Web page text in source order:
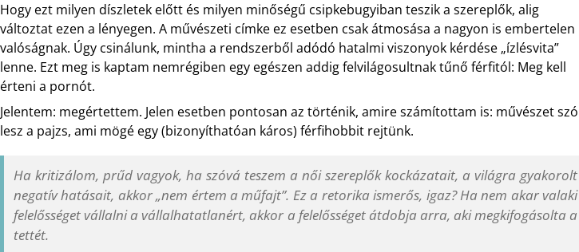
Hogy ezt milyen díszletek előtt és milyen minőségű csipkebugyiban teszik a szereplők, alig
változtat ezen a lényegen. A művészeti címke ez esetben csak átmosása a nagyon is embertelen
valóságnak. Úgy csinálunk, mintha a rendszerből adódó hatalmi viszonyok kérdése „ízlésvita”
lenne. Ezt meg is kaptam nemrégiben egy egészen addig felvilágosultnak tűnő férfitól: Meg kell
érteni a pornót.
Jelentem: megértettem. Jelen esetben pontosan az történik, amire számítottam is: művészet szó
lesz a pajzs, ami mögé egy (bizonyíthatóan káros) férfihobbit rejtünk.
Ha kritizálom, prűd vagyok, ha szóvá teszem a női szereplők kockázatait, a világra gyakorolt
negatív hatásait, akkor „nem értem a műfajt”. Ez a retorika ismerős, igaz? Ha nem akar valaki
felelősséget vállalni a vállalhatatlanért, akkor a felelősséget átdobja arra, aki megkifogásolta a
tettét.